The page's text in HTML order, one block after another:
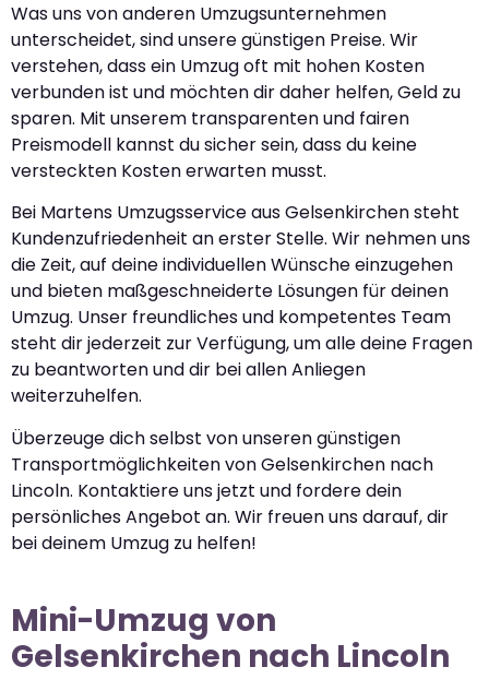
Was uns von anderen Umzugsunternehmen
unterscheidet, sind unsere günstigen Preise. Wir
verstehen, dass ein Umzug oft mit hohen Kosten
verbunden ist und möchten dir daher helfen, Geld zu
sparen. Mit unserem transparenten und fairen
Preismodell kannst du sicher sein, dass du keine
versteckten Kosten erwarten musst.
Bei Martens Umzugsservice aus Gelsenkirchen steht
Kundenzufriedenheit an erster Stelle. Wir nehmen uns
die Zeit, auf deine individuellen Wünsche einzugehen
und bieten maßgeschneiderte Lösungen für deinen
Umzug. Unser freundliches und kompetentes Team
steht dir jederzeit zur Verfügung, um alle deine Fragen
zu beantworten und dir bei allen Anliegen
weiterzuhelfen.
Überzeuge dich selbst von unseren günstigen
Transportmöglichkeiten von Gelsenkirchen nach
Lincoln. Kontaktiere uns jetzt und fordere dein
persönliches Angebot an. Wir freuen uns darauf, dir
bei deinem Umzug zu helfen!
Mini-Umzug von
Gelsenkirchen nach Lincoln